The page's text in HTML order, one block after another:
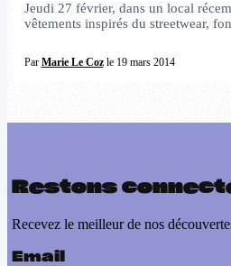
Jeudi 27 février, dans un local
vêtements inspirés du streetwear,
Par Marie Le Cozle 19 mars 2014
Restons
Recevez le meilleur de nos
Email